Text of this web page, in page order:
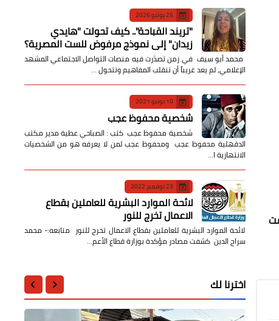
25 يوليو 2026
​"تريند القباحة".. كيف تحولت "هايدي
زيدان" إلى نموذج مرفوض للست المصرية؟
​ محمد أبو سيف ​في زمن تصدّرت فيه منصات التواصل الاجتماعي المشهد
الإعلامي، لم يعد غريباً أن تنقلب المفاهيم وتتحول …
10 يونيو 2021
شخصية محفوظ عجب
شخصية محفوظ عجب كتب : الصباحي عطية مدير مكتب
الدقهلية محفوظ عجب ومحفوظ عجب لمن لا يعرفه هو من الشخصيات
الانتهازية ا…
23 نوفمبر 2022
لائحة الموارد البشرية للعاملين بقطاع
الاعمال تخرج للنور
لائحة الموارد البشرية للعاملين بقطاع الاعمال تخرج للنور متابعه:- محمد
سراج الدين كشفت مصادر مؤكدة بوزارة قطاع الأعم…
اخترنا لك